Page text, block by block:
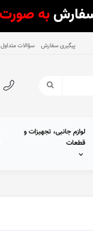
پیگیری سفارش سؤالات متداول
لوازم جانبی، تجهیزات و
قطعات